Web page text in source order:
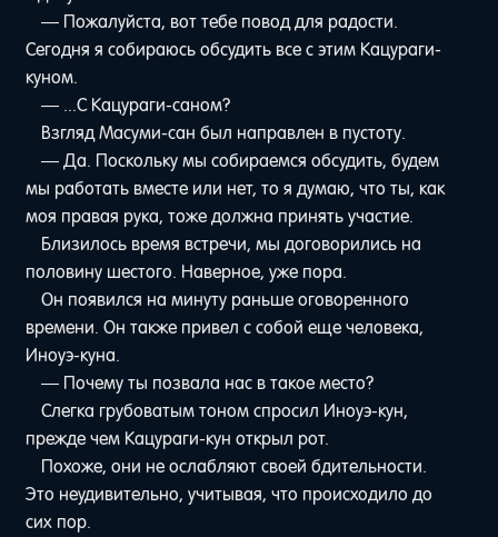
— Пожалуйста, вот тебе повод для радости.
Сегодня я собираюсь обсудить все с этим Кацураги-
куном.
— ...С Кацураги-саном?
Взгляд Масуми-сан был направлен в пустоту.
— Да. Поскольку мы собираемся обсудить, будем
мы работать вместе или нет, то я думаю, что ты, как
моя правая рука, тоже должна принять участие.
Близилось время встречи, мы договорились на
половину шестого. Наверное, уже пора.
Он появился на минуту раньше оговоренного
времени. Он также привел с собой еще человека,
Иноуэ-куна.
— Почему ты позвала нас в такое место?
Слегка грубоватым тоном спросил Иноуэ-кун,
прежде чем Кацураги-кун открыл рот.
Похоже, они не ослабляют своей бдительности.
Это неудивительно, учитывая, что происходило до
сих пор.